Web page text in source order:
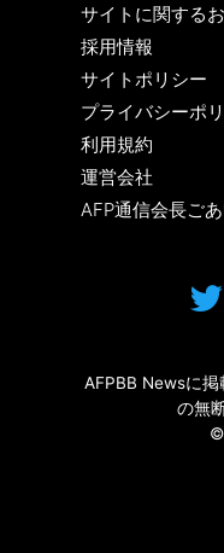
サイトに関する
採用情報
サイトポリシー
プライバシーポ
利用規約
運営会社
AFP通信会長ご
AFPBB Newsに
の無
©